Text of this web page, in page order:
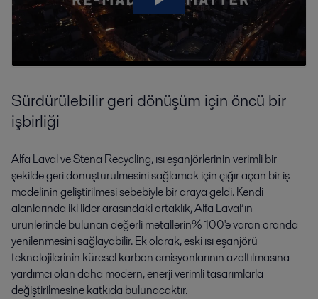
Sürdürülebilir geri dönüşüm için öncü bir
işbirliği
Alfa Laval ve Stena Recycling, ısı eşanjörlerinin verimli bir
şekilde geri dönüştürülmesini sağlamak için çığır açan bir iş
modelinin geliştirilmesi sebebiyle bir araya geldi. Kendi
alanlarında iki lider arasındaki ortaklık, Alfa Laval’ın
ürünlerinde bulunan değerli metallerin% 100'e varan oranda
yenilenmesini sağlayabilir. Ek olarak, eski ısı eşanjörü
teknolojilerinin küresel karbon emisyonlarının azaltılmasına
yardımcı olan daha modern, enerji verimli tasarımlarla
değiştirilmesine katkıda bulunacaktır.